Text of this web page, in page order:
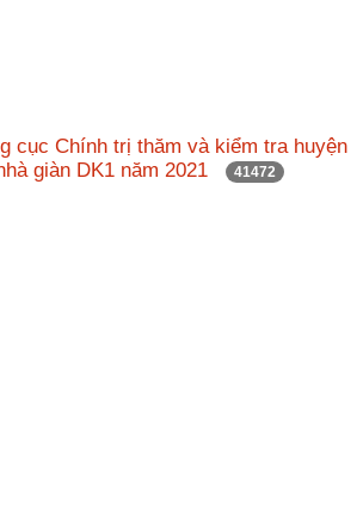
cục Chính trị thăm và kiểm tra huyện
giàn DK1 năm 2021
41472